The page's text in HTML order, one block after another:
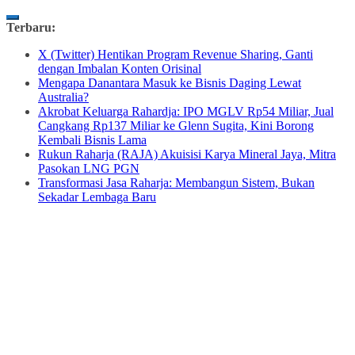
Skip
content
Terbaru:
X (Twitter) Hentikan Program Revenue Sharing, Ganti
dengan Imbalan Konten Orisinal
Mengapa Danantara Masuk ke Bisnis Daging Lewat
Australia?
Akrobat Keluarga Rahardja: IPO MGLV Rp54 Miliar, Jual
Cangkang Rp137 Miliar ke Glenn Sugita, Kini Borong
Kembali Bisnis Lama
Rukun Raharja (RAJA) Akuisisi Karya Mineral Jaya, Mitra
Pasokan LNG PGN
Transformasi Jasa Raharja: Membangun Sistem, Bukan
Sekadar Lembaga Baru